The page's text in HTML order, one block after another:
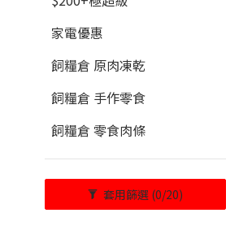
家電優惠
飼糧倉 原肉凍乾
飼糧倉 手作零食
飼糧倉 零食肉條
套用篩選 (0/20)